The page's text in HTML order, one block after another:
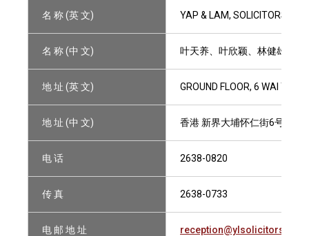
名 称 (英 文) YAP & LAM, SOLICITORS
名 称 (中 文) 叶天养、叶欣颖、林健雄律师
地 址 (英 文) GROUND FLOOR, 6 WAI YAN
地 址 (中 文) 香港 新界大埔怀仁街6号地下
电 话 2638-0820
传 真 2638-0733
电 邮 地 址